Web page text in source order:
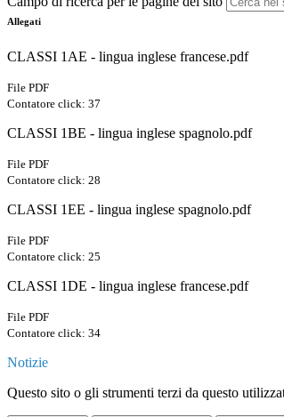
Allegati
CLASSI 1AE - lingua inglese francese.pdf
File PDF
Contatore click: 37
CLASSI 1BE - lingua inglese spagnolo.pdf
File PDF
Contatore click: 28
CLASSI 1EE - lingua inglese spagnolo.pdf
File PDF
Contatore click: 25
CLASSI 1DE - lingua inglese francese.pdf
File PDF
Contatore click: 34
Notizie
Questo sito o gli strumenti terzi da questo